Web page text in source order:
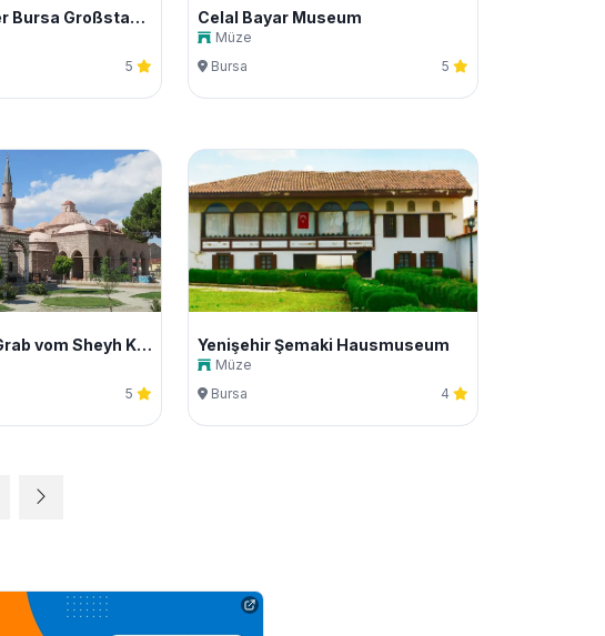
Das Stadion der Bursa Großstadtgemeinde
5
Celal Bayar Museum
Müze
Bursa
5
Moschee und Grab vom Sheyh Kutbuddin
5
Yenişehir Şemaki Hausmuseum
Müze
Bursa
4